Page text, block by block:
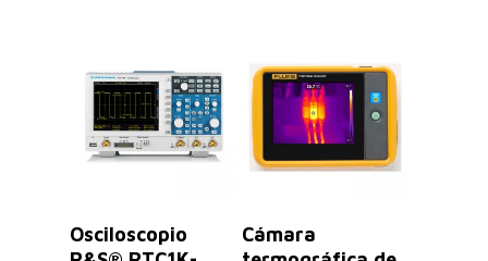
hasta
26.930,00 €
Osciloscopio
Cámara